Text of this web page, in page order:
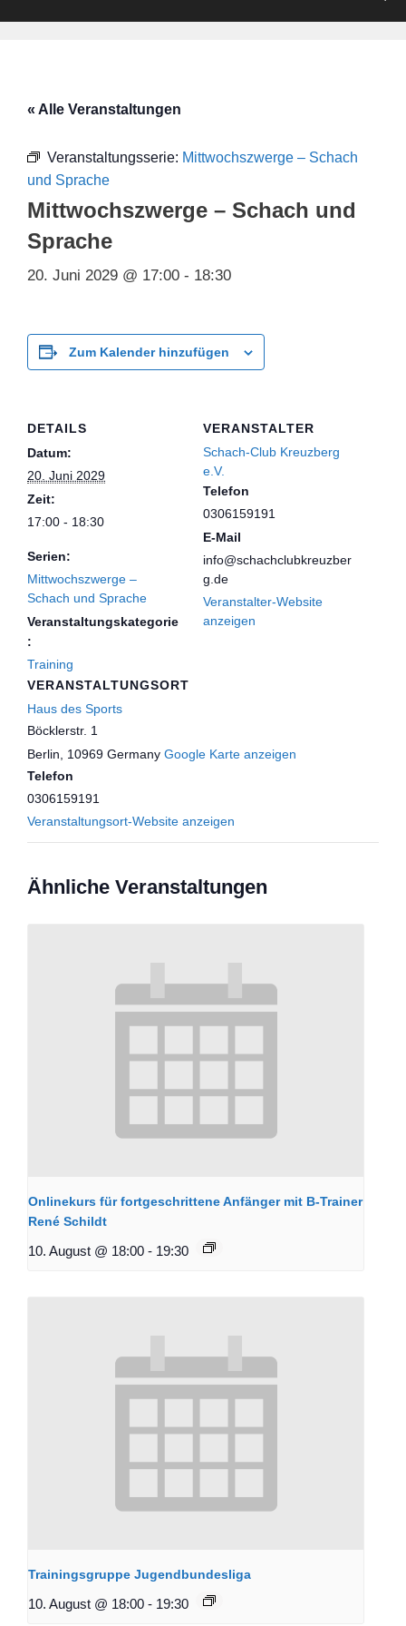
« Alle Veranstaltungen
Veranstaltungsserie: Mittwochszwerge – Schach
und Sprache
Mittwochszwerge – Schach und
Sprache
20. Juni 2029 @ 17:00 - 18:30
Zum Kalender hinzufügen
DETAILS
Datum:
20. Juni 2029
Zeit:
17:00 - 18:30
Serien:
Mittwochszwerge –
Schach und Sprache
Veranstaltungskategorie
:
Training
VERANSTALTUNGSORT
Haus des Sports
Böcklerstr. 1
Berlin
10969 Germany Google Karte anzeigen
Telefon
0306159191
Veranstaltungsort-Website anzeigen
VERANSTALTER
Schach-Club Kreuzberg
e.V.
Telefon
0306159191
E-Mail
info@schachclubkreuzber
g.de
Veranstalter-Website
anzeigen
Ähnliche Veranstaltungen
Onlinekurs für fortgeschrittene Anfänger mit B-Trainer
René Schildt
10. August @ 18:00 - 19:30
Trainingsgruppe Jugendbundesliga
10. August @ 18:00 - 19:30